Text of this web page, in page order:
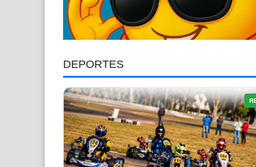
DEPORTES